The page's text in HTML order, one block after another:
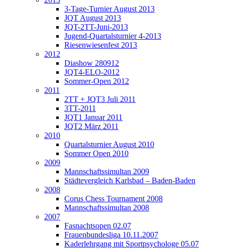
3-Tage-Turnier August 2013
JQT August 2013
JQT-2TT-Juni-2013
Jugend-Quartalsturnier 4-2013
Riesenwiesenfest 2013
2012
Diashow 280912
JQT4-ELO-2012
Sommer-Open 2012
2011
2TT + JQT3 Juli 2011
3TT-2011
JQT1 Januar 2011
JQT2 März 2011
2010
Quartalsturnier August 2010
Sommer Open 2010
2009
Mannschaftssimultan 2009
Städtevergleich Karlsbad – Baden-Baden
2008
Corus Chess Tournament 2008
Mannschaftssimultan 2008
2007
Fasnachtsopen 02.07
Frauenbundesliga 10.11.2007
Kaderlehrgang mit Sportpsychologe 05.07